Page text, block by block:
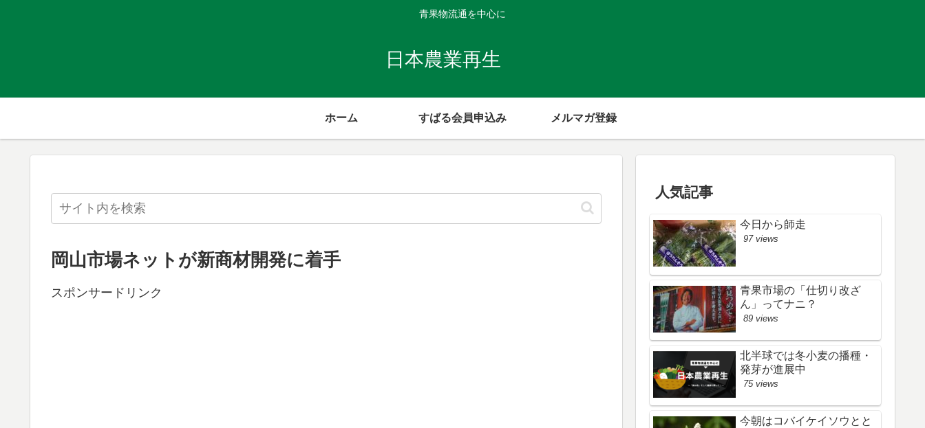
青果物流通を中心に
日本農業再生
ホーム すばる会員申込み メルマガ登録
岡山市場ネットが新商材開発に着手
スポンサードリンク
人気記事
今日から師走
97 views
青果市場の「仕切り改ざ
ん」ってナニ？
89 views
北半球では冬小麦の播種・
発芽が進展中
75 views
今朝はコバイケイソウとと